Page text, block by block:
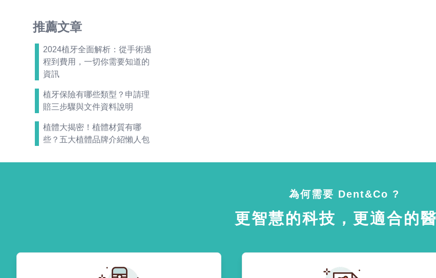
推薦文章
2024植牙全面解析：從手術過
程到費用，一切你需要知道的
資訊
植牙保險有哪些類型？申請理
賠三步驟與文件資料說明
植體大揭密！植體材質有哪
些？五大植體品牌介紹懶人包
為何需要 Dent&Co ?
更智慧的科技，更適合的